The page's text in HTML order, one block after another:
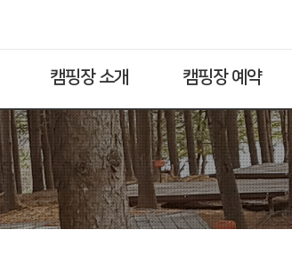
캠핑장 소개 캠핑장 예약